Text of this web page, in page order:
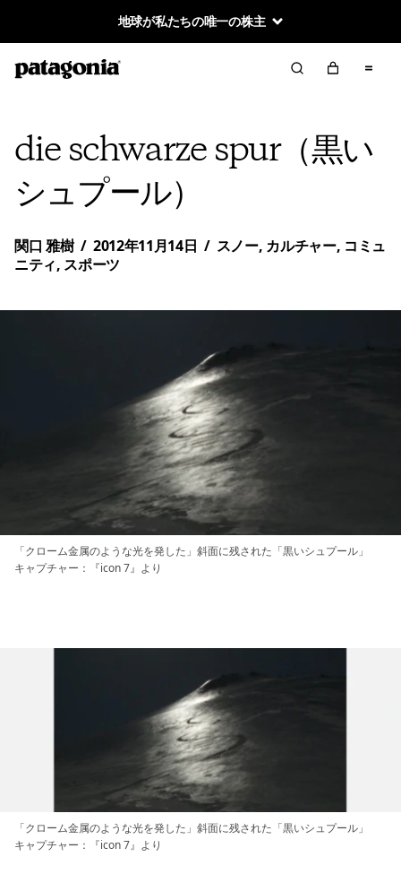
地球が私たちの唯一の株主
die schwarze spur（黒い
シュプール）
関口 雅樹 / 2012年11月14日 / スノー, カルチャー, コミュ
ニティ, スポーツ
「クローム金属のような光を発した」斜面に残された「黒いシュプール」
キャプチャー：『icon 7』より
「クローム金属のような光を発した」斜面に残された「黒いシュプール」
キャプチャー：『icon 7』より